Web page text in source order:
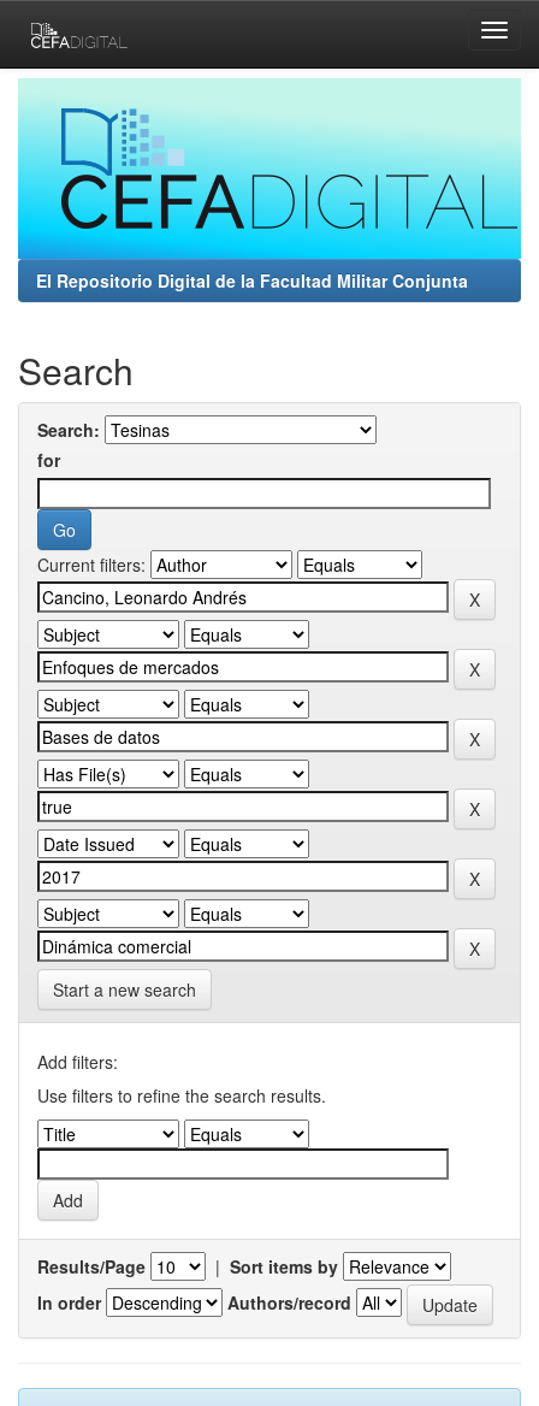
navigation
El Repositorio Digital de la Facultad Militar Conjunta
Search
Search:
for
Current filters:
Start a new search
Add filters:
Use filters to refine the search results.
Results/Page | Sort items by
In order
Authors/record